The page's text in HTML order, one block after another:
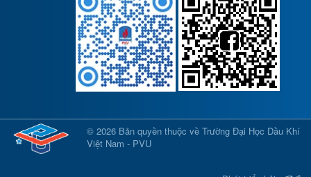
© 2026 Bản quyền thuộc về Trường Đại Học Dầu Khí
Việt Nam - PVU